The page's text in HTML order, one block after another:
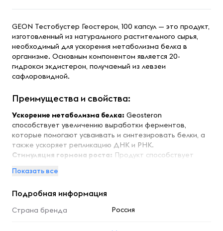
GEON Тестобустер Геостерон, 100 капсул — это продукт,
изготовленный из натурального растительного сырья,
необходимый для ускорения метаболизма белка в
организме. Основным компонентом является 20-
гидрокси экдистерон, получаемый из левзеи
сафлоровидной.
Преимущества и свойства:
Ускорение метаболизма белка: Geosteron
способствует увеличению выработки ферментов,
которые помогают усваивать и синтезировать белки, а
также ускоряет репликацию ДНК и РНК.
Стимуляция гормона роста: Продукт способствует
помогает в быстром наращивании мышечной массы.
спортсменами во всех видах спорта без ограничений.
Особенности:
Показать все
Подробная информация
Страна бренда Россия